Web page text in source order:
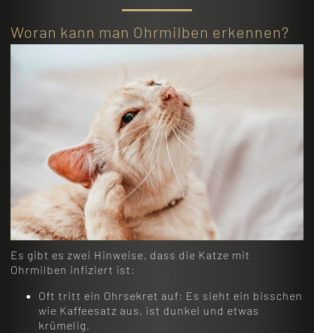
Woran kann man Ohrmilben erkennen?
Es gibt es zwei Hinweise, dass die Katze mit
Ohrmilben infiziert ist:
Oft tritt ein Ohrsekret auf: Es sieht ein bisschen
wie Kaffeesatz aus, ist dunkel und etwas
krümelig.